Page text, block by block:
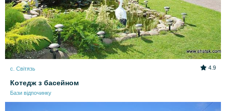
с. Світязь 4.9
Котедж з басейном
Бази відпочинку